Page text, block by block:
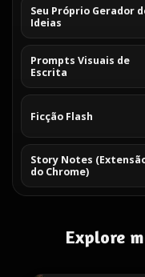
Seu Próprio Gerador
Ideias
Prompts Visuais de
Escrita
Ficção Flash
Story Notes
do Chrome)
Explore